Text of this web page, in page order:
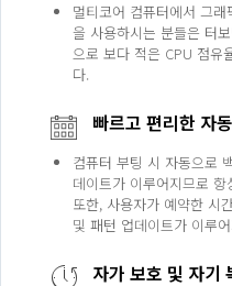
멀티코어 컴퓨터에서 그
을 사용하시는 분들은 터
으로 보다 적은 CPU 점유
다.
빠르고 편리한 자
컴퓨터 부팅 시 자동으로
데이트가 이루어지므로
또한, 사용자가 예약한 시
및 패턴 업데이트가 이루
자가 보호 및 자기